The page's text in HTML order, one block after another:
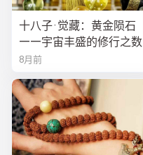
十八子·觉藏：黄金陨石
——宇宙丰盛的修行之数
8月前